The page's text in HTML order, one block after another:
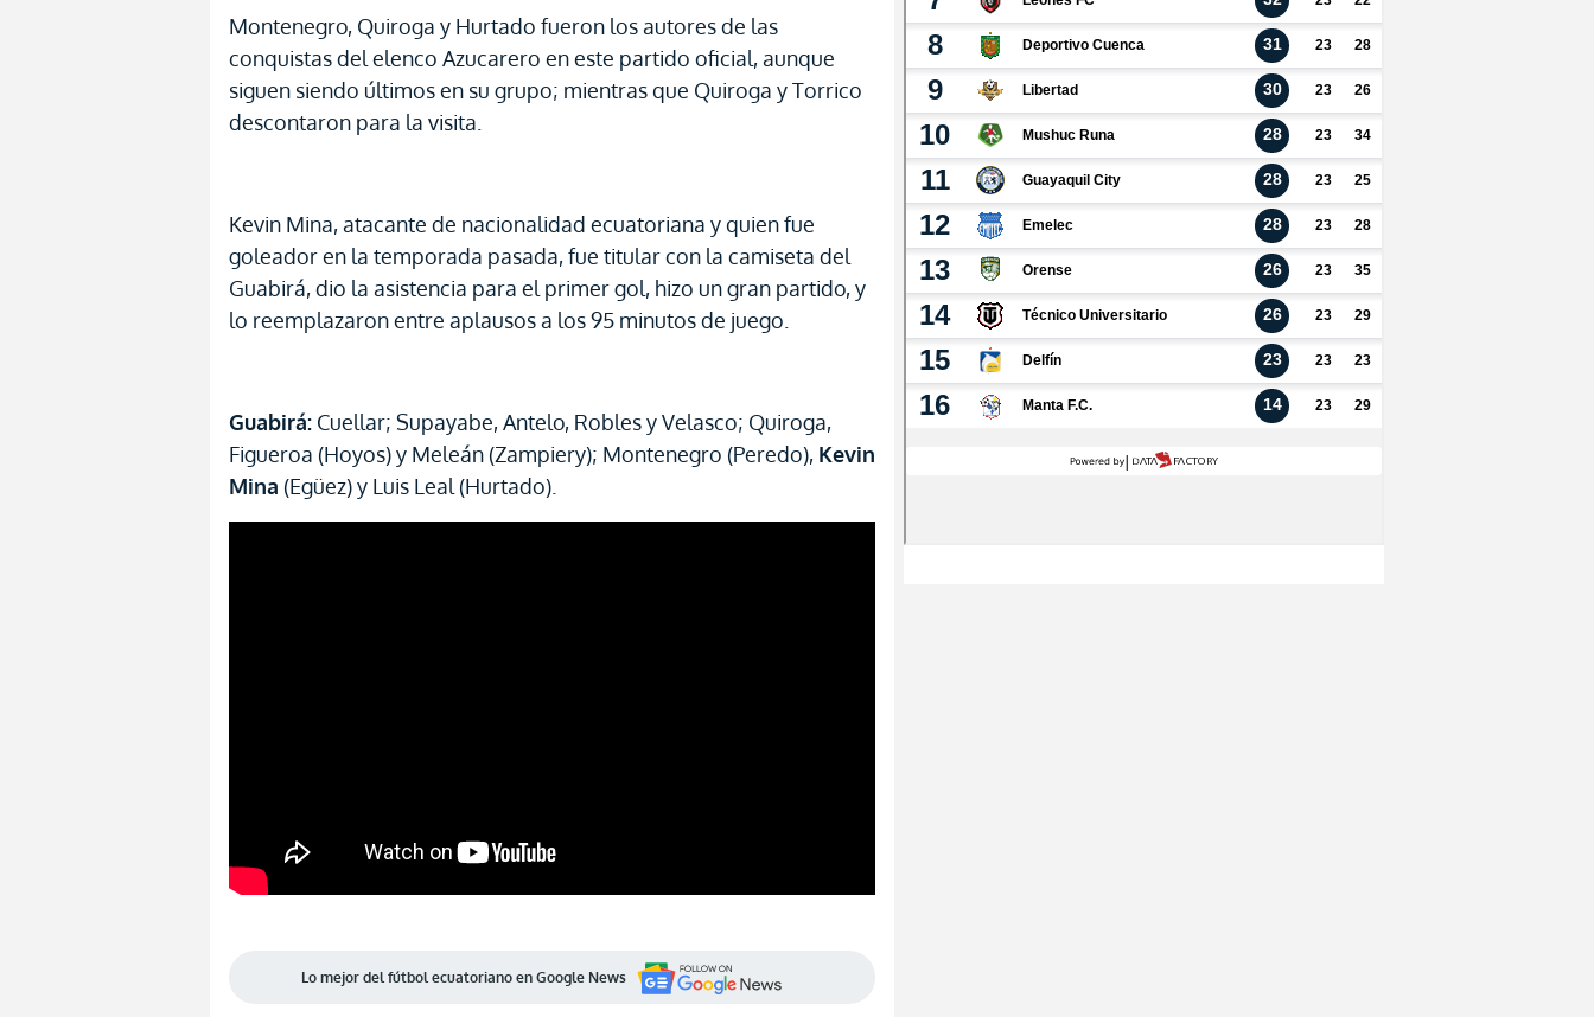
Montenegro, Quiroga y Hurtado fueron los autores de las
conquistas del elenco Azucarero en este partido oficial, aunque
siguen siendo últimos en su grupo; mientras que Quiroga y Torrico
descontaron para la visita.
Kevin Mina, atacante de nacionalidad ecuatoriana y quien fue
goleador en la temporada pasada, fue titular con la camiseta del
Guabirá, dio la asistencia para el primer gol, hizo un gran partido, y
lo reemplazaron entre aplausos a los 95 minutos de juego.
Guabirá: Cuellar; Supayabe, Antelo, Robles y Velasco; Quiroga,
Figueroa (Hoyos) y Meleán (Zampiery); Montenegro (Peredo), Kevin
Mina (Egüez) y Luis Leal (Hurtado).
Lo mejor del fútbol ecuatoriano en Google News